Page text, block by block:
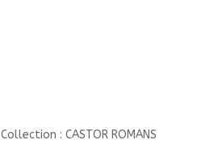
Collection : CASTOR ROMANS